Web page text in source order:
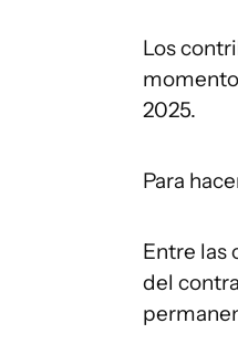
Los
2025.
Para
Entre las
del